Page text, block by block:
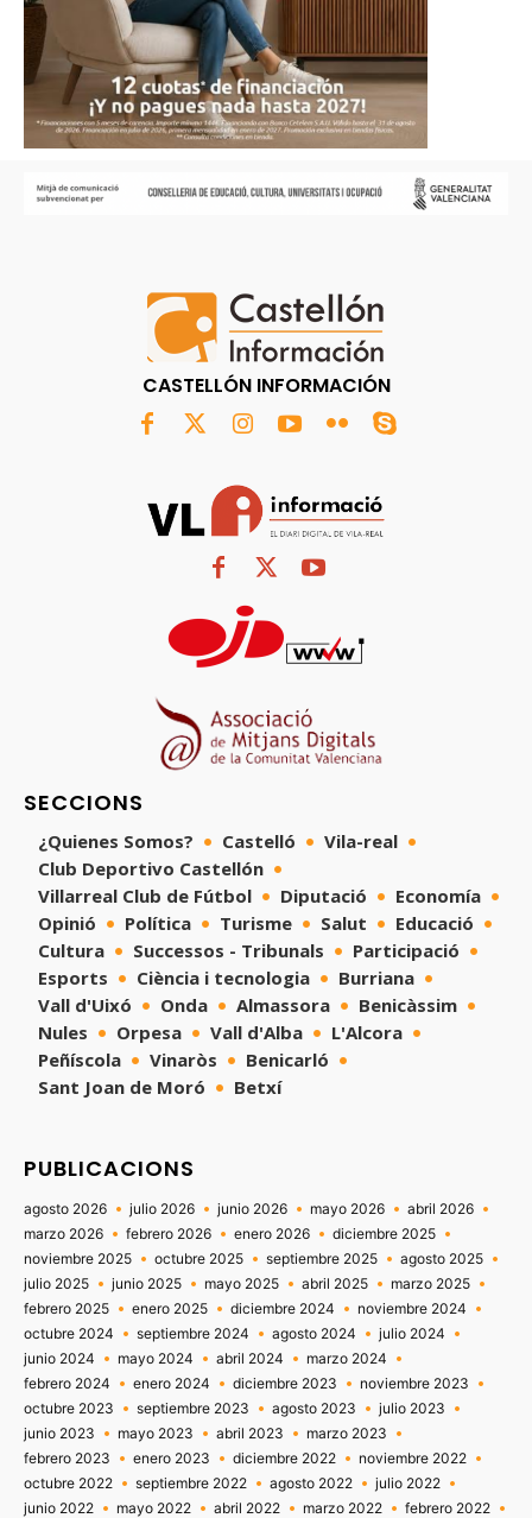
CASTELLÓN INFORMACIÓN
SECCIONS
¿Quienes Somos? Castelló
Vila-real
Club Deportivo Castellón
Villarreal Club de Fútbol
Diputació
Economía
Opinió
Política Turisme Salut
Educació
Cultura
Successos - Tribunals
Participació
Esports
Ciència i tecnologia
Burriana
Vall d'Uixó
Onda Almassora
Benicàssim
Nules
Orpesa Vall d'Alba
L'Alcora
Peñíscola
Vinaròs
Benicarló
Sant Joan de Moró
Betxí
PUBLICACIONS
agosto 2026 julio 2026 junio 2026 mayo 2026
abril 2026
marzo 2026
febrero 2026 enero 2026
diciembre 2025
noviembre 2025
octubre 2025 septiembre 2025
agosto 2025
julio 2025
junio 2025 mayo 2025 abril 2025
marzo 2025
febrero 2025
enero 2025 diciembre 2024
noviembre 2024
octubre 2024
septiembre 2024 agosto 2024
julio 2024
junio 2024
mayo 2024 abril 2024
marzo 2024
febrero 2024
enero 2024 diciembre 2023
noviembre 2023
octubre 2023
septiembre 2023 agosto 2023
julio 2023
junio 2023
mayo 2023 abril 2023
marzo 2023
febrero 2023
enero 2023 diciembre 2022
noviembre 2022
octubre 2022
septiembre 2022 agosto 2022
julio 2022
junio 2022
mayo 2022 abril 2022 marzo 2022
febrero 2022